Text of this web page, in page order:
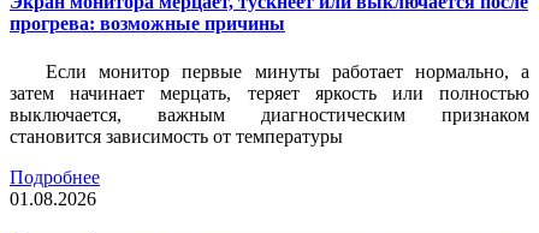
прогрева: возможные причины
Если монитор первые минуты работает нормально, а
затем начинает мерцать, теряет яркость или полностью
выключается, важным диагностическим признаком
становится зависимость от температуры
Подробнее
01.08.2026